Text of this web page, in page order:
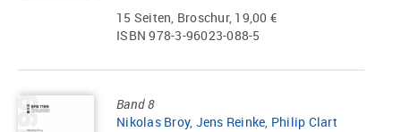
15 Seiten, Broschur, 19,00 €
ISBN 978-3-96023-088-5
Band 8
Nikolas Broy, Jens Reinke, Philip Clart